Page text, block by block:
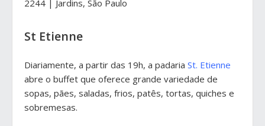
2244 | Jardins, São Paulo
St Etienne
Diariamente, a partir das 19h, a padaria St. Etienne
abre o buffet que oferece grande variedade de
sopas, pães, saladas, frios, patês, tortas, quiches e
sobremesas.